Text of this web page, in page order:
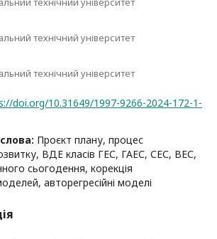
технічний університет
технічний університет
doi.org/10.31649/1997-9266-2024-172-1-
Проєкт плану, процес
ВДЕ класів ГЕС, ГАЕС, СЕС, ВЕС,
сьогодення, корекція
авторегресійні моделі